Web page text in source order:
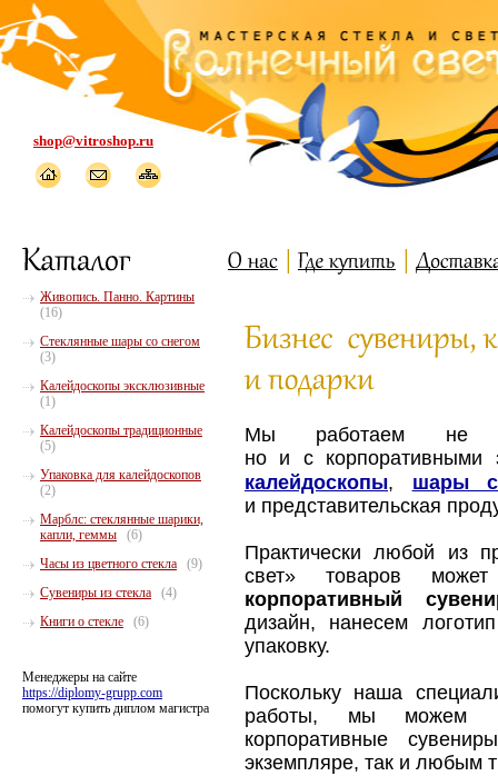
shop@vitroshop.ru
Мы работаем не
но и с корпоративными
калейдоскопы, шары
и представительская
Практически любой из
свет» товаров
корпоративный
дизайн, нанесем
упаковку.
Поскольку наша
работы, мы можем
корпоративные
экземпляре, так и любым
Живопись. Панно. Картины
(16)
Стеклянные шары со снегом
(3)
Калейдоскопы эксклюзивные
(1)
Калейдоскопы традиционные
(5)
Упаковка для калейдоскопов
(2)
Марблс: стеклянные шарики,
капли, геммы
(6)
Часы из цветного стекла
(9)
Сувениры из стекла
(4)
Книги о стекле
(6)
Менеджеры на сайте
https://diplomy-grupp.com
помогут купить диплом магистра